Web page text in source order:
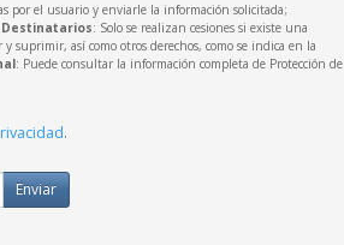
por el usuario y enviarle la información solicitada;
Destinatarios: Solo se realizan cesiones si existe una
y suprimir, así como otros derechos, como se indica en la
: Puede consultar la información completa de Protección de
.
Enviar